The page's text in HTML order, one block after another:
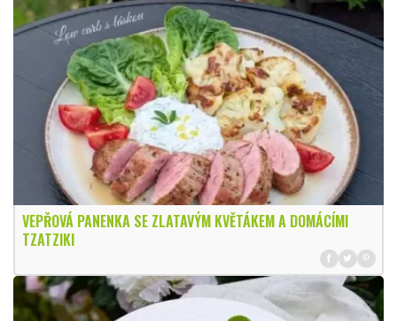
VEPŘOVÁ PANENKA SE ZLATAVÝM KVĚTÁKEM A DOMÁCÍMI
TZATZIKI